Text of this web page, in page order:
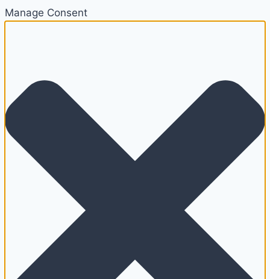
Manage Consent